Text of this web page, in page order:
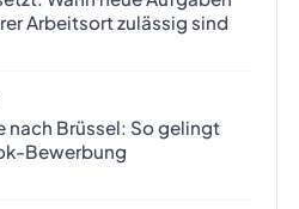
Arbeitsort zulässig sind
nach Brüssel: So gelingt
Bewerbung